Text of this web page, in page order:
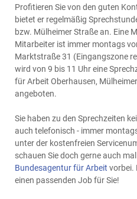
Profitieren Sie von den guten
bietet er regelmäßig
bzw. Mülheimer Straße an. Eine
Mitarbeiter ist immer montags
Marktstraße 31 (Eingangszone
wird von 9 bis 11 Uhr eine
für Arbeit Oberhausen,
angeboten.
Sie haben zu den Sprechzeiten
auch telefonisch - immer
unter der kostenfreien
schauen Sie doch gerne auch
Bundesagentur für Arbeit vorbei.
einen passenden Job für Sie!